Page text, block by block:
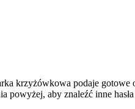
krzyżówkowa podaje
powyżej, aby znaleźć inne